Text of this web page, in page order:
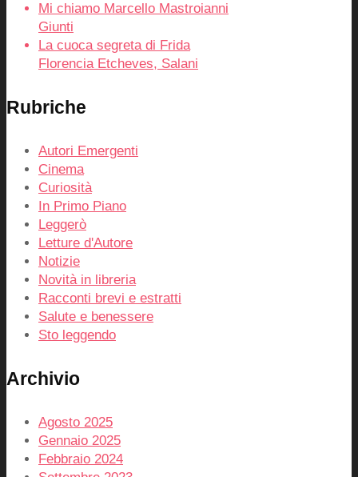
Mi chiamo Marcello Mastroianni
Giunti
La cuoca segreta di Frida
Florencia Etcheves, Salani
Rubriche
Autori Emergenti
Cinema
Curiosità
In Primo Piano
Leggerò
Letture d'Autore
Notizie
Novità in libreria
Racconti brevi e estratti
Salute e benessere
Sto leggendo
Archivio
Agosto 2025
Gennaio 2025
Febbraio 2024